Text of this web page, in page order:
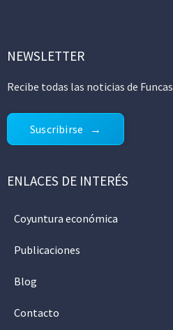
NEWSLETTER
Recibe todas las noticias de Funcas
Suscribirse
ENLACES DE INTERÉS
Coyuntura económica
Publicaciones
Blog
Contacto